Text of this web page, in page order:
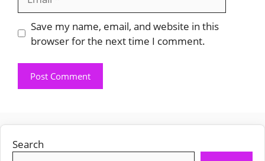
Save my name, email, and website in this
browser for the next time I comment.
Search